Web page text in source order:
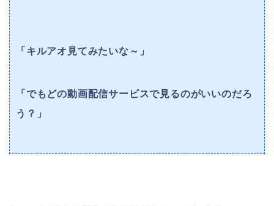
「キルアオ見てみたいな～」
「でもどの動画配信サービスで見るのがいいのだろ
う？」